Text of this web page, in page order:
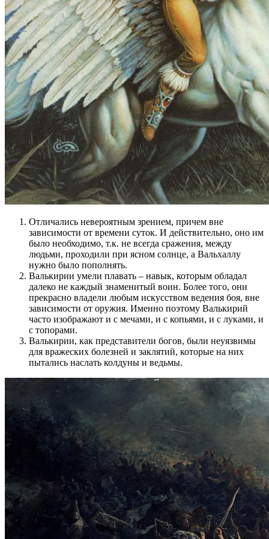
Отличались невероятным зрением, причем вне
зависимости от времени суток. И действительно, оно им
было необходимо, т.к. не всегда сражения, между
людьми, проходили при ясном солнце, а Вальхаллу
нужно было пополнять.
Валькирии умели плавать – навык, которым обладал
далеко не каждый знаменитый воин. Более того, они
прекрасно владели любым искусством ведения боя, вне
зависимости от оружия. Именно поэтому Валькирий
часто изображают и с мечами, и с копьями, и с луками, и
с топорами.
Валькирии, как представители богов, были неуязвимы
для вражеских болезней и заклятий, которые на них
пытались наслать колдуны и ведьмы.